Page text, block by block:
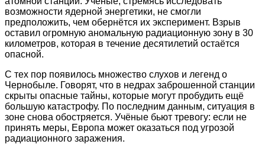
возможности ядерной энергетики, не смогли
предположить, чем обернётся их эксперимент. Взрыв
оставил огромную аномальную радиационную зону в 30
километров, которая в течение десятилетий остаётся
опасной.
С тех пор появилось множество слухов и легенд о
Чернобыле. Говорят, что в недрах заброшенной станции
скрыты опасные тайны, которые могут пробудить ещё
большую катастрофу. По последним данным, ситуация в
зоне снова обостряется. Учёные бьют тревогу: если не
принять меры, Европа может оказаться под угрозой
радиационного заражения.